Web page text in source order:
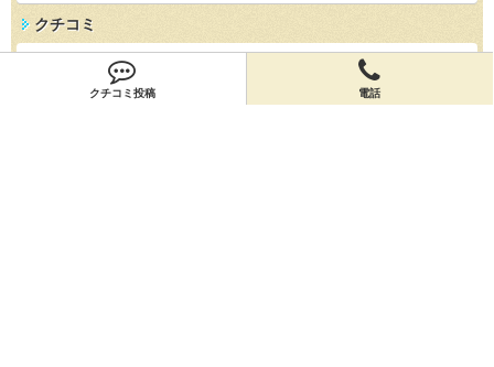
クチコミ投稿 電話
クチコミ
「azumi」のクチコミを投稿しよう！